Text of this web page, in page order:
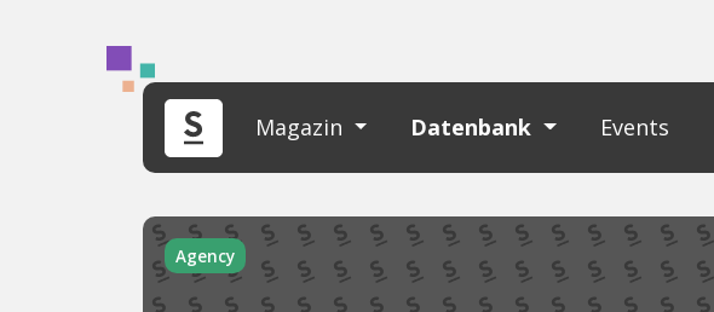
Magazin Datenbank Events
Agency